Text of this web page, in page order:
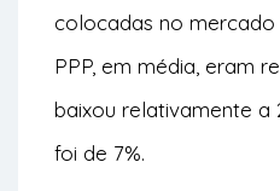
colocadas no
PPP, em média, eram
baixou relativamente a
foi de 7%.